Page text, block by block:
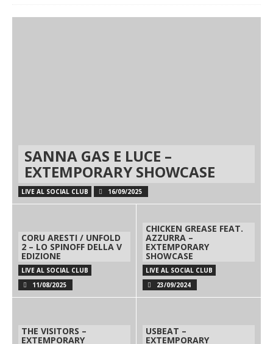
SANNA GAS E LUCE –
EXTEMPORARY SHOWCASE
LIVE AL SOCIAL CLUB 16/09/2025
CORU ARESTI / UNFOLD
2 – LO SPINOFF DELLA V
EDIZIONE
LIVE AL SOCIAL CLUB
11/08/2025
CHICKEN GREASE FEAT.
AZZURRA –
EXTEMPORARY
SHOWCASE
LIVE AL SOCIAL CLUB
23/09/2024
THE VISITORS –
EXTEMPORARY
USBEAT –
EXTEMPORARY